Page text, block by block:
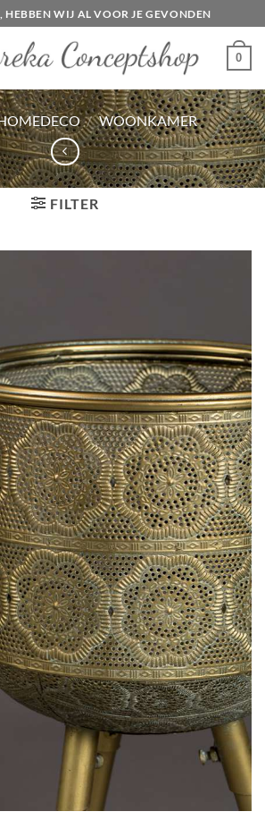
HEBBEN WIJ AL VOOR JE GEVONDEN
0
/ WOONKAMER
FILTER